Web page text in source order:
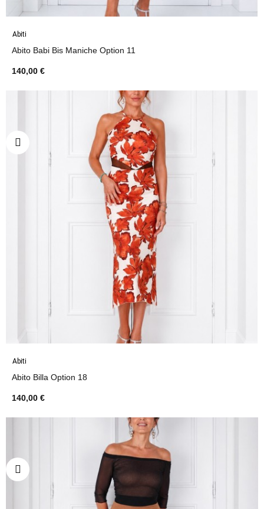
Abiti
Abito Babi Bis Maniche Option 11
140,00 €
Abiti
Abito Billa Option 18
140,00 €